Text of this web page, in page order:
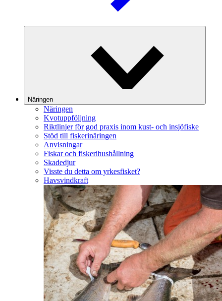
Näringen
Näringen
Kvotuppföljning
Riktlinjer för god praxis inom kust- och insjöfiske
Stöd till fiskerinäringen
Anvisningar
Fiskar och fiskerihushållning
Skadedjur
Visste du detta om yrkesfisket?
Havsvindkraft